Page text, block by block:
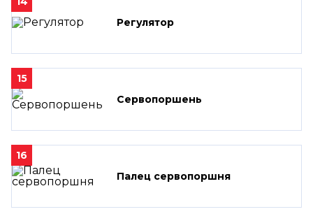
Регулятор
15
Сервопоршень
16
Палец сервопоршня